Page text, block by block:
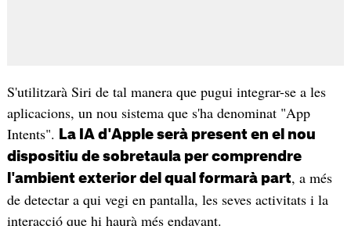
S'utilitzarà Siri de tal manera que pugui integrar-se a les
aplicacions, un nou sistema que s'ha denominat "App
Intents".
La IA d'Apple serà present en el nou
dispositiu de sobretaula per comprendre
l'ambient exterior del qual formarà part, a més
de detectar a qui vegi en pantalla, les seves activitats i la
interacció que hi haurà més endavant.